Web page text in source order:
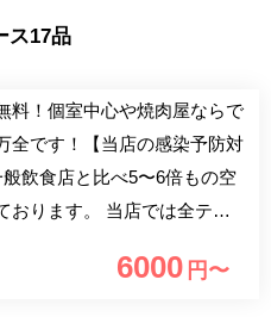
ス17品
料！個室中心や焼肉屋ならで
全です！【当店の感染予防対
飲食店と比べ5〜6倍もの空
おります。 当店では全テー
ておりますのでお客様同士が
6000 円〜